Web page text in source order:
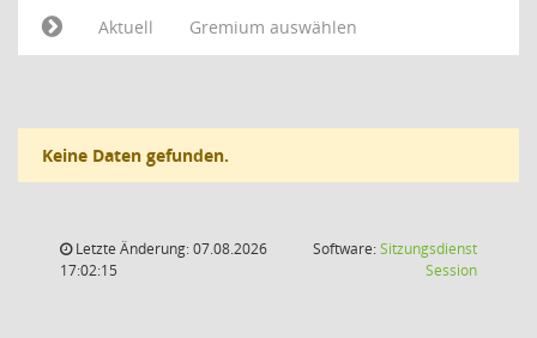
Aktuell
Gremium auswählen
Keine Daten gefunden.
Letzte Änderung: 07.08.2026
17:02:15
Software:Sitzungsdienst
Session(Wird in